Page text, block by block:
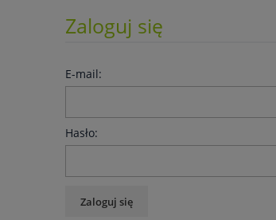
Zaloguj się
E-mail:
Hasło:
Zaloguj się